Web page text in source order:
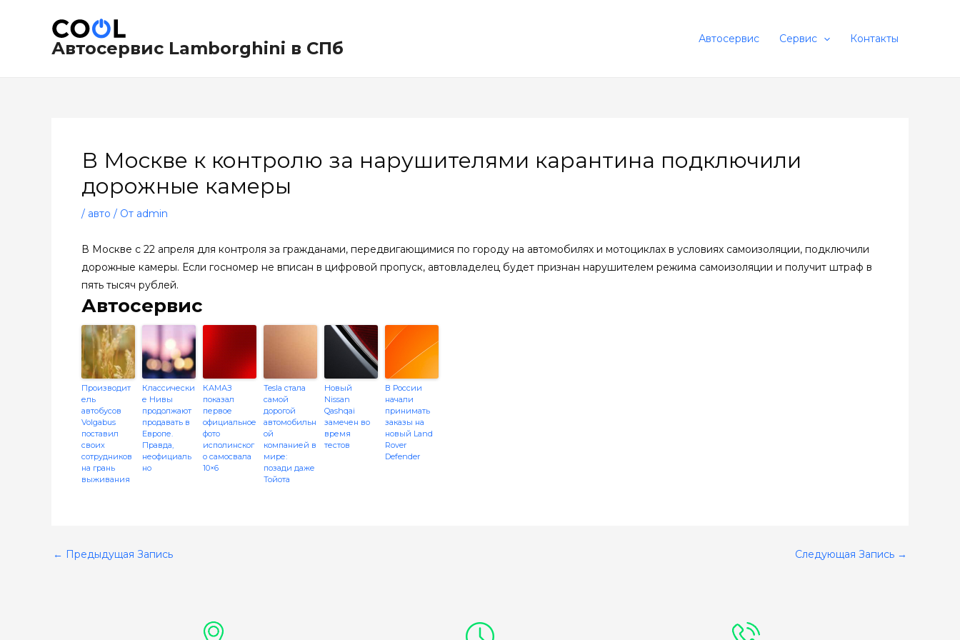
содержимомуАвтосервис Lamborghini в СПб Автосервис Сервис Контакты
В Москве к контролю за нарушителями карантина подключили
дорожные камеры
/ авто / От admin
В Москве с 22 апреля для контроля за гражданами, передвигающимися по городу на автомобилях и мотоциклах в условиях самоизоляции, подключили
дорожные камеры. Если госномер не вписан в цифровой пропуск, автовладелец будет признан нарушителем режима самоизоляции и получит штраф в
пять тысяч рублей.
Автосервис
Производит
ель
автобусов
Volgabus
поставил
своих
сотрудников
на грань
выживания
Классически
е Нивы
продолжают
продавать в
Европе.
Правда,
неофициаль
но
КАМАЗ
показал
первое
официальное
фото
исполинског
о самосвала
10×6
Tesla стала
самой
дорогой
автомобильн
ой
компанией в
мире:
позади даже
Тойота
Новый
Nissan
Qashqai
замечен во
время
тестов
В России
начали
принимать
заказы на
новый Land
Rover
Defender
по
записям
← Предыдущая Запись Следующая Запись →